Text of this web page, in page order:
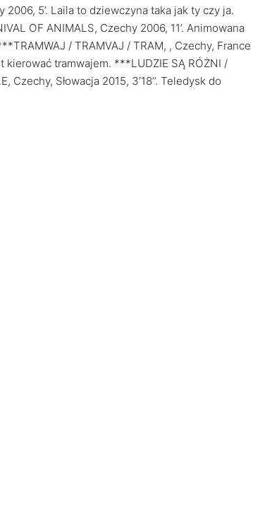
5’. Laila to dziewczyna taka jak ty czy ja.
OF ANIMALS, Czechy 2006, 11’. Animowana
/ TRAMVAJ / TRAM, , Czechy, France
kierować tramwajem. ***LUDZIE SĄ RÓŻNI /
Czechy, Słowacja 2015, 3’18’’. Teledysk do